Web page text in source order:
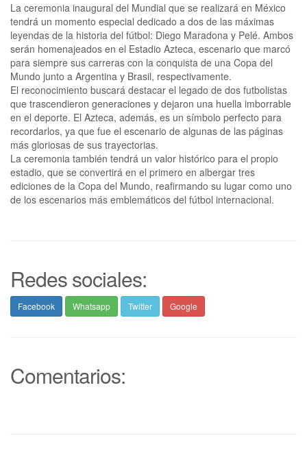
La ceremonia inaugural del Mundial que se realizará en México
tendrá un momento especial dedicado a dos de las máximas
leyendas de la historia del fútbol: Diego Maradona y Pelé. Ambos
serán homenajeados en el Estadio Azteca, escenario que marcó
para siempre sus carreras con la conquista de una Copa del
Mundo junto a Argentina y Brasil, respectivamente.
El reconocimiento buscará destacar el legado de dos futbolistas
que trascendieron generaciones y dejaron una huella imborrable
en el deporte. El Azteca, además, es un símbolo perfecto para
recordarlos, ya que fue el escenario de algunas de las páginas
más gloriosas de sus trayectorias.
La ceremonia también tendrá un valor histórico para el propio
estadio, que se convertirá en el primero en albergar tres
ediciones de la Copa del Mundo, reafirmando su lugar como uno
de los escenarios más emblemáticos del fútbol internacional.
Redes sociales:
Facebook Whatsapp Twitter Google
Comentarios: